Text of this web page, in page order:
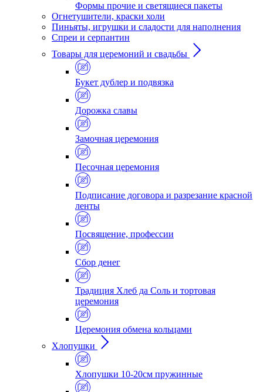
Формы прочие и светящиеся пакеты
Огнетушители, краски холи
Пиньяты, игрушки и сладости для наполнения
Спреи и серпантин
Товары для церемоний и свадьбы
Букет дублер и подвязка
Дорожка славы
Замочная церемония
Песочная церемония
Подписание договора и разрезание красной
ленты
Посвящение, профессии
Сбор денег
Традиция Хлеб да Соль и тортовая
церемония
Церемония обмена кольцами
Хлопушки
Хлопушки 10-20см пружинные